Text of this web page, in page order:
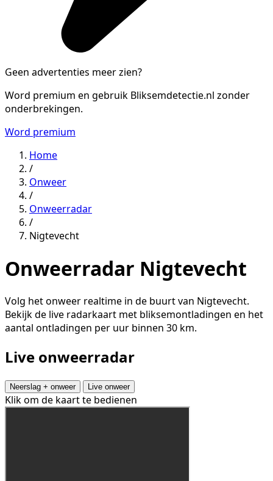
Geen advertenties meer zien?
Word premium en gebruik Bliksemdetectie.nl zonder
onderbrekingen.
Word premium
Home
/
Onweer
/
Onweerradar
/
Nigtevecht
Onweerradar Nigtevecht
Volg het onweer realtime in de buurt van Nigtevecht.
Bekijk de live radarkaart met bliksemontladingen en het
aantal ontladingen per uur binnen 30 km.
Live onweerradar
Neerslag + onweer Live onweer
Klik om de kaart te bedienen